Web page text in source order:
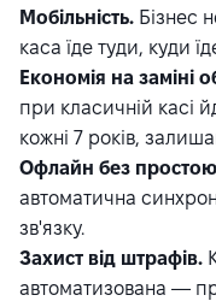
Мобільність. Бізнес
каса їде туди, куди
Економія на заміні
при класичній касі
кожні 7 років,
Офлайн без
автоматична
зв'язку.
Захист від штрафів.
автоматизована —